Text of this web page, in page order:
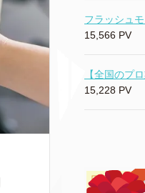
フラッシュ
15,566 PV
【全国のプ
15,228 PV